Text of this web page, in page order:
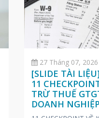
27 Tháng 07, 2026
[SLIDE TÀI
11
TRỪ THUẾ
DOANH
ANH – NHẬT)